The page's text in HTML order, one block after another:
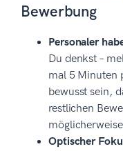
Bewerbung
Personaler
Du denkst –
mal 5 Minuten
bewusst sein,
restlichen
Optischer